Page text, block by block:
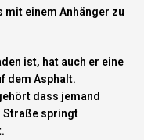
mit einem Anhänger zu
ist, hat auch er eine
dem Asphalt.
dass jemand
Straße springt